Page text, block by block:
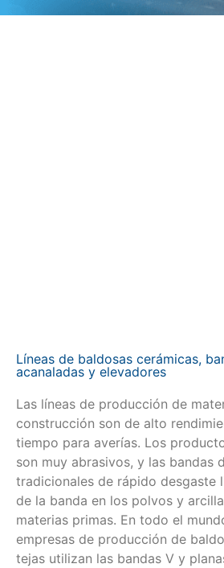
Líneas de baldosas cerámicas,
acanaladas y elevadores
Las líneas de producción de
construcción son de alto
tiempo para averías. Los
son muy abrasivos, y las bandas
tradicionales de rápido desgaste
de la banda en los polvos y
materias primas. En todo el
empresas de producción de
tejas utilizan las bandas V y